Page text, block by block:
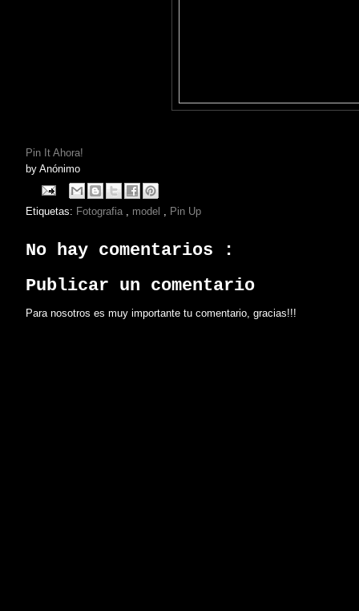
Pin It Ahora!
by Anónimo
Etiquetas: Fotografia model Pin Up
No hay comentarios :
Publicar un comentario
Para nosotros es muy importante tu comentario, gracias!!!